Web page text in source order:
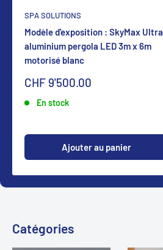
SPA SOLUTIONS
Modèle d'exposition : SkyMax Ultra
aluminium pergola LED 3m x 6m
motorisé blanc
Sonderpreis
CHF 9'500.00
En stock
Ajouter au panier
Catégories